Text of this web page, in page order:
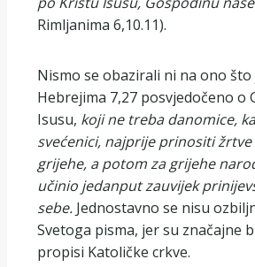
Rimljanima 6,10.11).
Nismo se obazirali ni na ono što
Hebrejima 7,27 posvjedočeno o
Isusu, koji ne treba danomice,
svećenici, najprije prinositi žrtve
grijehe, a potom za grijehe
učinio jedanput zauvijek
sebe. Jednostavno se nisu
Svetoga pisma, jer su značajne
propisi Katoličke crkve.